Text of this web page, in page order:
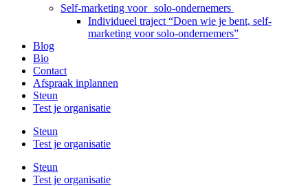
Self-marketing voor solo-ondernemers
Individueel traject “Doen wie je bent, self-
marketing voor solo-ondernemers”
Blog
Bio
Contact
Afspraak inplannen
Steun
Test je organisatie
Steun
Test je organisatie
Steun
Test je organisatie